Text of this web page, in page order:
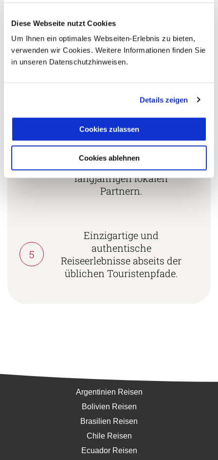
Diese Webseite nutzt Cookies
Um Ihnen ein optimales Webseiten-Erlebnis zu bieten,
verwenden wir Cookies. Weitere Informationen finden Sie
in unseren Datenschutzhinweisen.
Details zeigen
Cookies zulassen
Cookies ablehnen
Mehrfach mit
Tourismuspreisen
nachhaltiges Unternehmen
zertifiziert.
Zusammenarbeit in den
Reiseländern nur mit
eigenen Agenturen oder
langjährigen lokalen
Partnern.
5
Einzigartige und
authentische
Reiseerlebnisse abseits der
üblichen Touristenpfade.
Argentinien Reisen
Bolivien Reisen
Brasilien Reisen
Chile Reisen
Ecuador Reisen